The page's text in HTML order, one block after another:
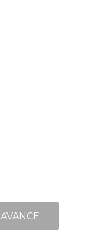
AVANCE